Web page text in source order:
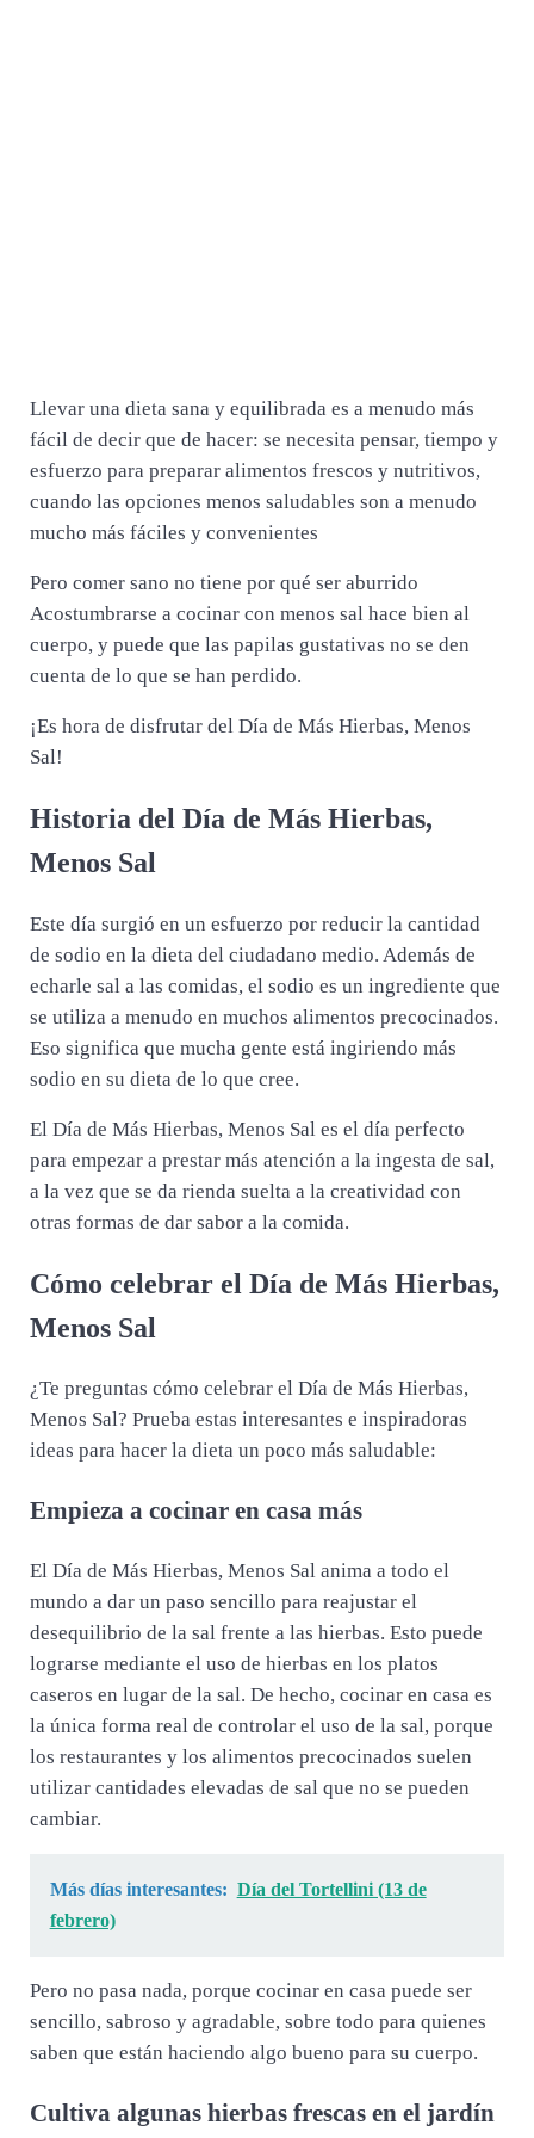
Llevar una dieta sana y equilibrada es a menudo más
fácil de decir que de hacer: se necesita pensar, tiempo y
esfuerzo para preparar alimentos frescos y nutritivos,
cuando las opciones menos saludables son a menudo
mucho más fáciles y convenientes
Pero comer sano no tiene por qué ser aburrido
Acostumbrarse a cocinar con menos sal hace bien al
cuerpo, y puede que las papilas gustativas no se den
cuenta de lo que se han perdido.
¡Es hora de disfrutar del Día de Más Hierbas, Menos
Sal!
Historia del Día de Más Hierbas,
Menos Sal
Este día surgió en un esfuerzo por reducir la cantidad
de sodio en la dieta del ciudadano medio. Además de
echarle sal a las comidas, el sodio es un ingrediente que
se utiliza a menudo en muchos alimentos precocinados.
Eso significa que mucha gente está ingiriendo más
sodio en su dieta de lo que cree.
El Día de Más Hierbas, Menos Sal es el día perfecto
para empezar a prestar más atención a la ingesta de sal,
a la vez que se da rienda suelta a la creatividad con
otras formas de dar sabor a la comida.
Cómo celebrar el Día de Más Hierbas,
Menos Sal
¿Te preguntas cómo celebrar el Día de Más Hierbas,
Menos Sal? Prueba estas interesantes e inspiradoras
ideas para hacer la dieta un poco más saludable:
Empieza a cocinar en casa más
El Día de Más Hierbas, Menos Sal anima a todo el
mundo a dar un paso sencillo para reajustar el
desequilibrio de la sal frente a las hierbas. Esto puede
lograrse mediante el uso de hierbas en los platos
caseros en lugar de la sal. De hecho, cocinar en casa es
la única forma real de controlar el uso de la sal, porque
los restaurantes y los alimentos precocinados suelen
utilizar cantidades elevadas de sal que no se pueden
cambiar.
Más días interesantes: Día del Tortellini (13 de
febrero)
Pero no pasa nada, porque cocinar en casa puede ser
sencillo, sabroso y agradable, sobre todo para quienes
saben que están haciendo algo bueno para su cuerpo.
Cultiva algunas hierbas frescas en el jardín